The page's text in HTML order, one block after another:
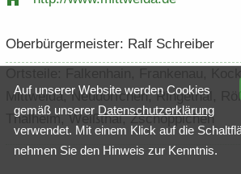
Ober­bür­ger­meis­ter: Ralf Schrei­ber
Orts­tei­le: Fal­ken­hain, Fran­ken­au,
Mitt­wei­da, Neu­dörf­chen, Rin­ge­thal,
Thal­heim, Weiß­thal, Zschöp­pi­chen
Auf un­se­rer Web­site wer­den Coo­kies
gemäß un­se­rer Da­ten­schutz­er­klä­rung
ver­wen­det. Mit einem Klick auf die
neh­men Sie den Hin­weis zur Kennt­nis.